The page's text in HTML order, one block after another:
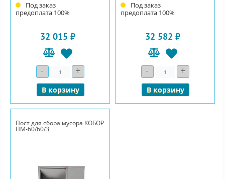
Под заказ
предоплата 100%
32 015 ₽
- Количество+
В корзину
Под заказ
предоплата 100%
32 582 ₽
- Количество+
В корзину
Пост для сбора мусора КОБОР
ПМ-60/60/3